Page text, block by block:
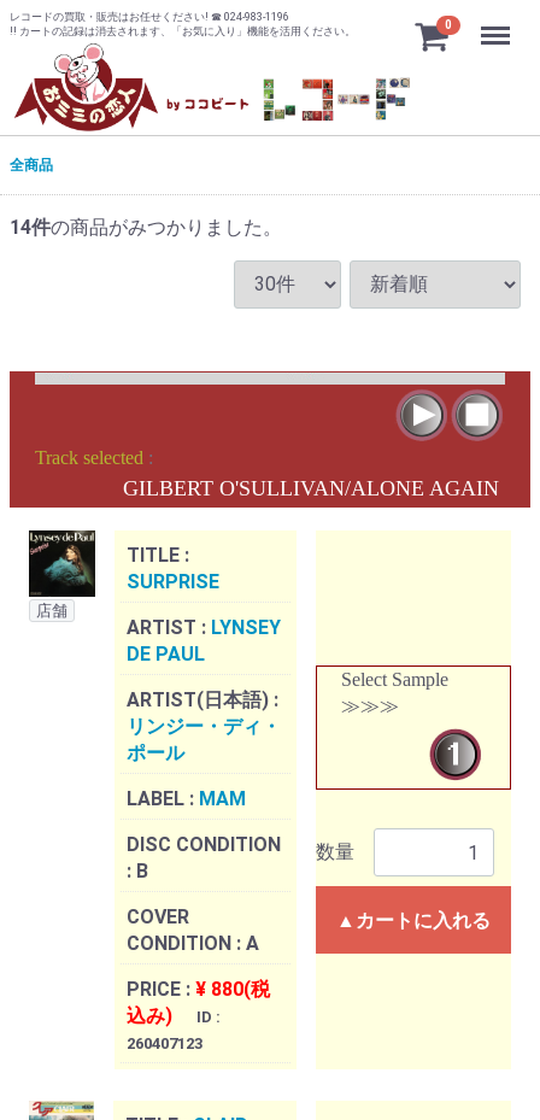
レコードの買取・販売はお任せください! ☎ 024-983-1196
!! カートの記録は消去されます、「お気に入り」機能を活用ください。
0 Menu
全商品
14件の商品がみつかりました。
Track selected :
GILBERT O'SULLIVAN/ALONE AGAIN
店舗
TITLE :
SURPRISE
ARTIST : LYNSEY
DE PAUL
ARTIST(日本語) :
リンジー・ディ・
ポール
LABEL : MAM
DISC CONDITION
: B
COVER
CONDITION : A
PRICE : ¥ 880(税
込み)
ID :
260407123
Select Sample
≫≫≫
数量
▲カートに入れる